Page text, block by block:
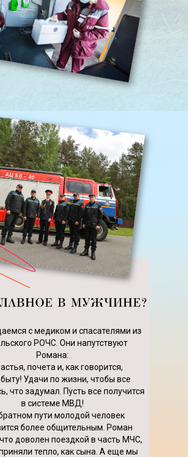
с медиком и спасателями из
РОЧС. Они напутствуют
Романа:
почета и, как говорится,
Удачи по жизни, чтобы все
что задумал. Пусть все получится
в системе МВД!
пути молодой человек
более общительным. Роман
доволен поездкой в часть МЧС,
тепло, как сына. А еще мы